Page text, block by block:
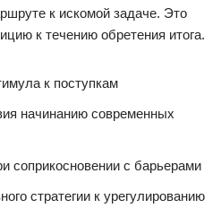
к искомой задаче. Это
к течению обретения итога.
к поступкам
начинанию современных
соприкосновении с барьерами
стратегии к урегулированию